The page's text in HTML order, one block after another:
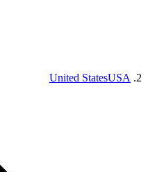
United StatesUSA